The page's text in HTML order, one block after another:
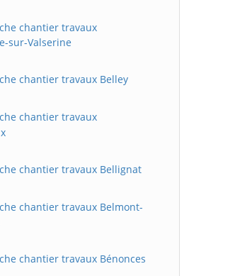
chantier travaux
sur-Valserine
chantier travaux Belley
chantier travaux
chantier travaux Bellignat
chantier travaux Belmont-
chantier travaux Bénonces